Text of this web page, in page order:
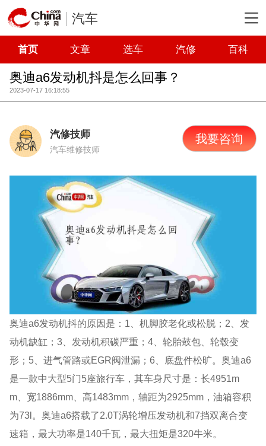
汽车
首页 文章 选车 汽修 百科
奥迪a6发动机抖是怎么回事？
2023-07-17 16:18:55
汽修技师
汽车维修技师
我要咨询
奥迪a6发动机抖的原因是：1、机脚胶老化或松脱；2、发
动机缺缸；3、发动机积碳严重；4、轮胎鼓包、轮毂变
形；5、进气管路或EGR阀泄漏；6、底盘件松旷。奥迪a6
是一款中大型5门5座旅行车，其车身尺寸是：长4951m
m、宽1886mm、高1483mm，轴距为2925mm，油箱容积
为73l。奥迪a6搭载了2.0T涡轮增压发动机和7挡双离合变
速箱，最大功率是140千瓦，最大扭矩是320牛米。